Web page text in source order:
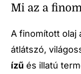
Mi az a
A finomított olaj
átlátszó,
ízű és illatú